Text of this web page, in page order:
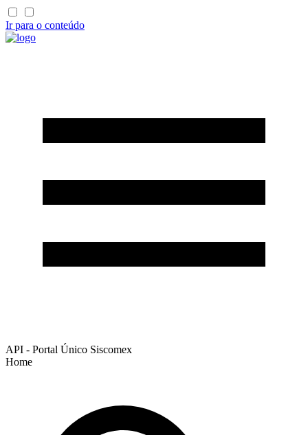
Ir para o conteúdo
API - Portal Único Siscomex
Home